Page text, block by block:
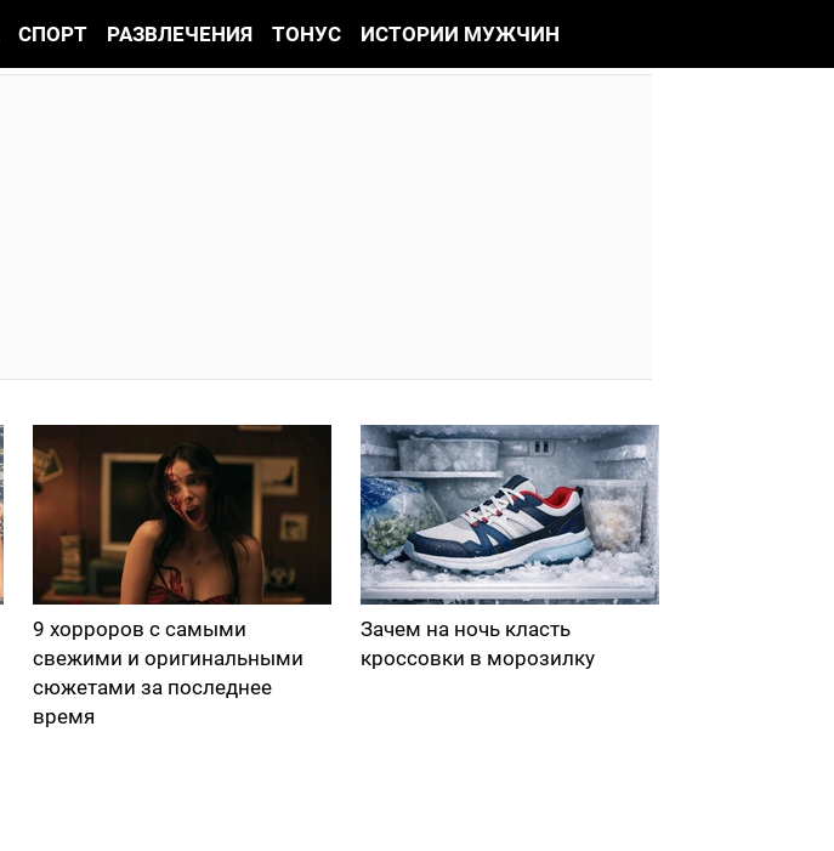
СПОРТ РАЗВЛЕЧЕНИЯ ТОНУС ИСТОРИИ МУЖЧИН
9 хорроров с самыми
свежими и оригинальными
сюжетами за последнее
время
Зачем на ночь класть
кроссовки в морозилку